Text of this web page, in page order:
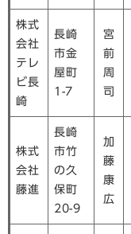
株式
会社
テレ
ビ長
崎
長崎
市金
屋町
1-7
宮
前
周
司
株式
会社
藤進
長崎
市竹
の久
保町
20-9
加
藤
康
広